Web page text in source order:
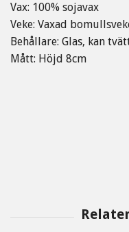
Vax: 100% sojavax
Veke: Vaxad
Behållare: Glas, kan
Mått: Höjd 8cm